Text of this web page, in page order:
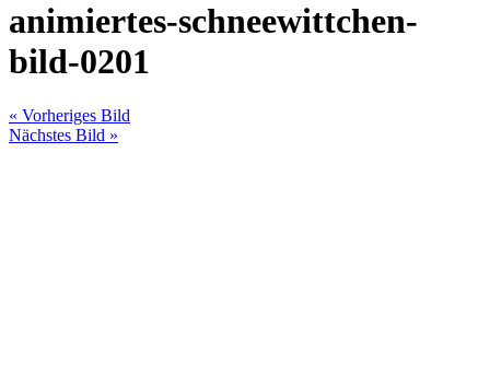
animiertes-schneewittchen-
bild-0201
« Vorheriges Bild
Nächstes Bild »